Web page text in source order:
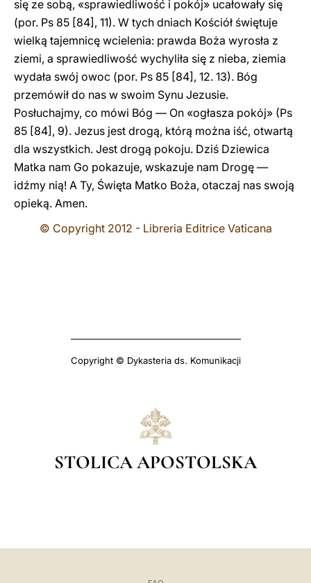
się ze sobą, «sprawiedliwość i pokój» ucałowały się
(por. Ps 85 [84], 11). W tych dniach Kościół świętuje
wielką tajemnicę wcielenia: prawda Boża wyrosła z
ziemi, a sprawiedliwość wychyliła się z nieba, ziemia
wydała swój owoc (por. Ps 85 [84], 12. 13). Bóg
przemówił do nas w swoim Synu Jezusie.
Posłuchajmy, co mówi Bóg — On «ogłasza pokój» (Ps
85 [84], 9). Jezus jest drogą, którą można iść, otwartą
dla wszystkich. Jest drogą pokoju. Dziś Dziewica
Matka nam Go pokazuje, wskazuje nam Drogę —
idźmy nią! A Ty, Święta Matko Boża, otaczaj nas swoją
opieką. Amen.
© Copyright 2012 - Libreria Editrice Vaticana
Copyright © Dykasteria ds. Komunikacji
STOLICA APOSTOLSKA